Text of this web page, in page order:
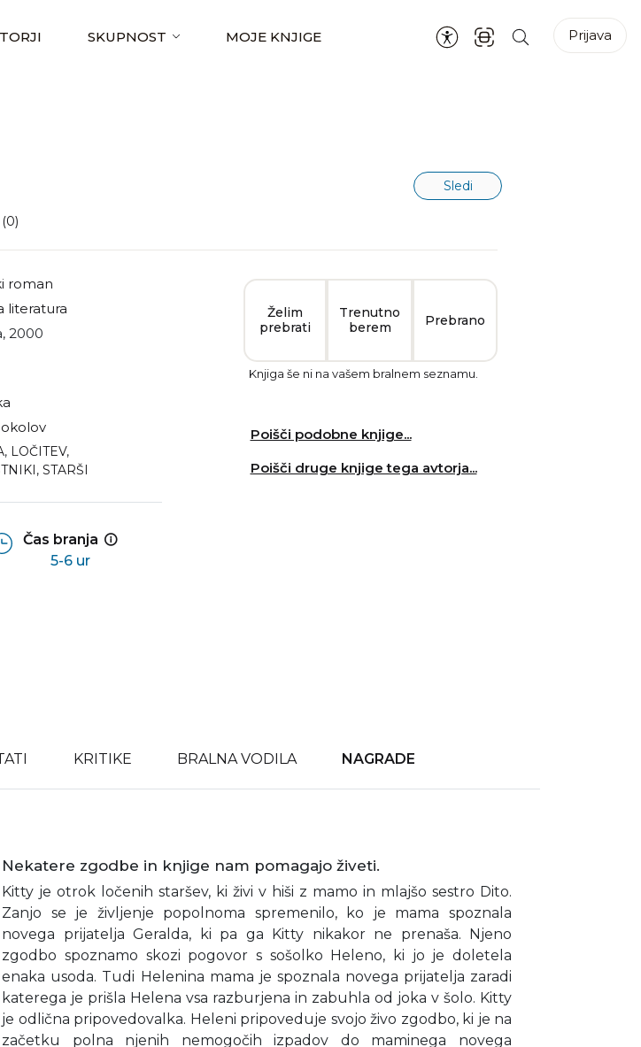
SKUPNOST MOJE KNJIGE Prijava
Sledi
(0)
roman
literatura
2000
, LOČITEV,
, STARŠI
Čas branja
5-6 ur
Želim
prebrati
Trenutno
berem
Prebrano
Knjiga še ni na vašem bralnem seznamu.
Poišči podobne knjige...
Poišči druge knjige tega avtorja...
KRITIKE BRALNA VODILA NAGRADE
Nekatere zgodbe in knjige nam pomagajo živeti.
Kitty je otrok ločenih staršev, ki živi v hiši z mamo in mlajšo sestro Dito.
Zanjo se je življenje popolnoma spremenilo, ko je mama spoznala
novega prijatelja Geralda, ki pa ga Kitty nikakor ne prenaša. Njeno
zgodbo spoznamo skozi pogovor s sošolko Heleno, ki jo je doletela
enaka usoda. Tudi Helenina mama je spoznala novega prijatelja zaradi
katerega je prišla Helena vsa razburjena in zabuhla od joka v šolo. Kitty
je odlična pripovedovalka. Heleni pripoveduje svojo živo zgodbo, ki je na
začetku polna njenih nemogočih izpadov do maminega novega